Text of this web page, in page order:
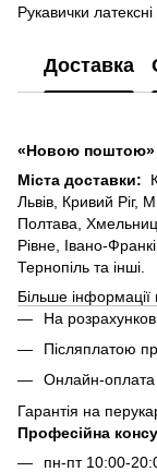
Рукавички
Доставка
«Новою поштою»
Міста доставки:
Львів, Кривий Ріг,
Полтава,
Рівне, Івано-
Тернопіль та інші.
Більше інформації
На
Післяплатою
Онлайн-оплата
Гарантія на
Професійна
пн-пт 10:00-